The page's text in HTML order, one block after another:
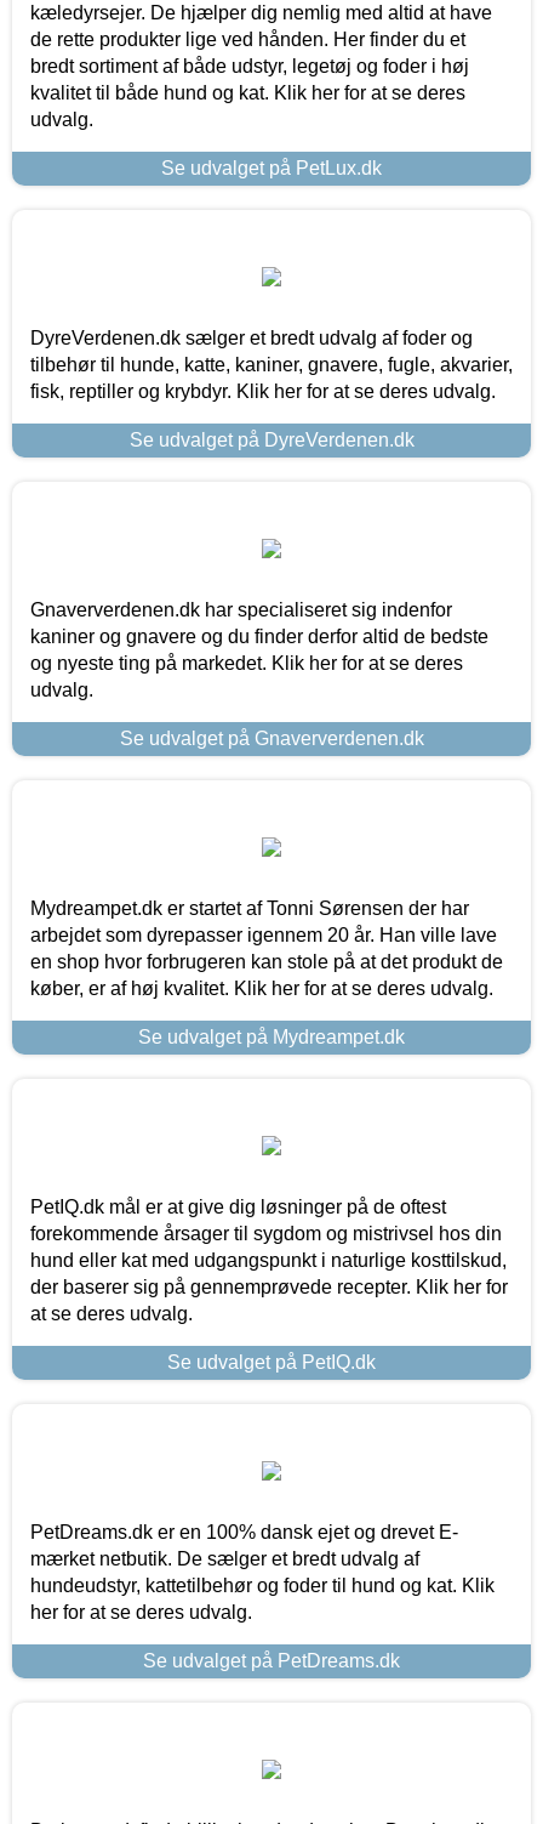
kæledyrsejer. De hjælper dig nemlig med altid at have
de rette produkter lige ved hånden. Her finder du et
bredt sortiment af både udstyr, legetøj og foder i høj
kvalitet til både hund og kat. Klik her for at se deres
udvalg.
Se udvalget på PetLux.dk
DyreVerdenen.dk sælger et bredt udvalg af foder og
tilbehør til hunde, katte, kaniner, gnavere, fugle, akvarier,
fisk, reptiller og krybdyr. Klik her for at se deres udvalg.
Se udvalget på DyreVerdenen.dk
Gnaververdenen.dk har specialiseret sig indenfor
kaniner og gnavere og du finder derfor altid de bedste
og nyeste ting på markedet. Klik her for at se deres
udvalg.
Se udvalget på Gnaververdenen.dk
Mydreampet.dk er startet af Tonni Sørensen der har
arbejdet som dyrepasser igennem 20 år. Han ville lave
en shop hvor forbrugeren kan stole på at det produkt de
køber, er af høj kvalitet. Klik her for at se deres udvalg.
Se udvalget på Mydreampet.dk
PetIQ.dk mål er at give dig løsninger på de oftest
forekommende årsager til sygdom og mistrivsel hos din
hund eller kat med udgangspunkt i naturlige kosttilskud,
der baserer sig på gennemprøvede recepter. Klik her for
at se deres udvalg.
Se udvalget på PetIQ.dk
PetDreams.dk er en 100% dansk ejet og drevet E-
mærket netbutik. De sælger et bredt udvalg af
hundeudstyr, kattetilbehør og foder til hund og kat. Klik
her for at se deres udvalg.
Se udvalget på PetDreams.dk